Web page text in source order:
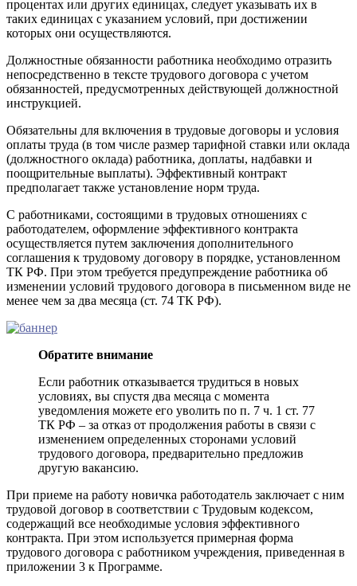
процентах или других единицах, следует указывать их в
таких единицах с указанием условий, при достижении
которых они осуществляются.
Должностные обязанности работника необходимо отразить
непосредственно в тексте трудового договора с учетом
обязанностей, предусмотренных действующей должностной
инструкцией.
Обязательны для включения в трудовые договоры и условия
оплаты труда (в том числе размер тарифной ставки или оклада
(должностного оклада) работника, доплаты, надбавки и
поощрительные выплаты). Эффективный контракт
предполагает также установление норм труда.
С работниками, состоящими в трудовых отношениях с
работодателем, оформление эффективного контракта
осуществляется путем заключения дополнительного
соглашения к трудовому договору в порядке, установленном
ТК РФ. При этом требуется предупреждение работника об
изменении условий трудового договора в письменном виде не
менее чем за два месяца (ст. 74 ТК РФ).
Обратите внимание
Если работник отказывается трудиться в новых
условиях, вы спустя два месяца с момента
уведомления можете его уволить по п. 7 ч. 1 ст. 77
ТК РФ – за отказ от продолжения работы в связи с
изменением определенных сторонами условий
трудового договора, предварительно предложив
другую вакансию.
При приеме на работу новичка работодатель заключает с ним
трудовой договор в соответствии с Трудовым кодексом,
содержащий все необходимые условия эффективного
контракта. При этом используется примерная форма
трудового договора с работником учреждения, приведенная в
приложении 3 к Программе.